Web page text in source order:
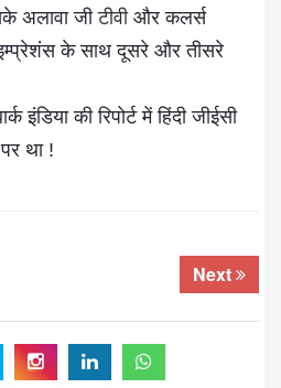
अलावा जीटीवीऔर कलर्स
के साथ दूसरे और तीसरे
इंडिया की रिपोर्ट में हिंदी जीईसी
था !
Next